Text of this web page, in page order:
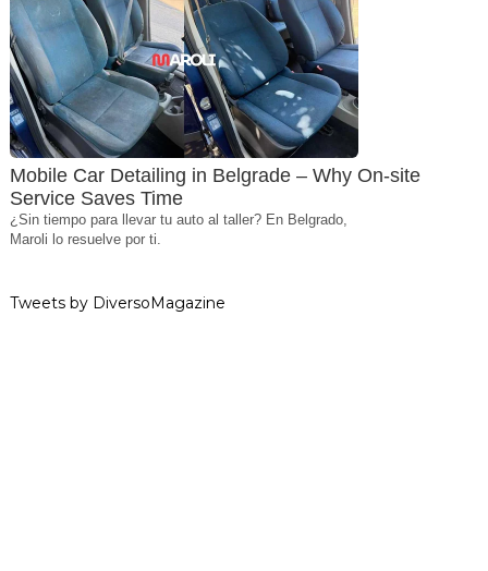
Mobile Car Detailing in Belgrade – Why On-site
Service Saves Time
¿Sin tiempo para llevar tu auto al taller? En Belgrado,
Maroli lo resuelve por ti.
Tweets by DiversoMagazine